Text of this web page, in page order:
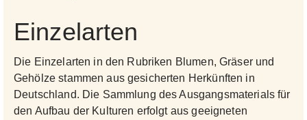
Einzelarten
Die Einzelarten in den Rubriken Blumen, Gräser und
Gehölze stammen aus gesicherten Herkünften in
Deutschland. Die Sammlung des Ausgangsmaterials für
den Aufbau der Kulturen erfolgt aus geeigneten